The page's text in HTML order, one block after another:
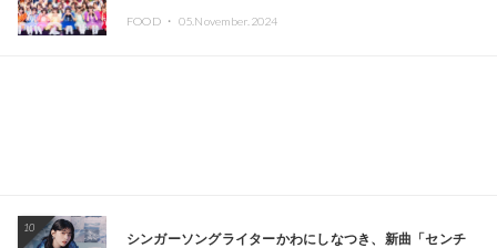
FOOD ・ 05.November.2024
10
シンガーソングライターかわにしなつき、新曲「センチ